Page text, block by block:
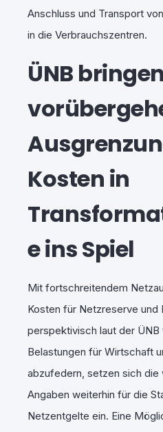
Anschluss und Transport
in die Verbrauchszentren.
ÜNB bringen
Kosten in
e ins Spiel
Mit fortschreitendem
Kosten für Netzreserve und
perspektivisch laut der ÜNB
Belastungen für Wirtschaft
abzufedern, setzen sich die
Angaben weiterhin für die
Netzentgelte ein. Eine